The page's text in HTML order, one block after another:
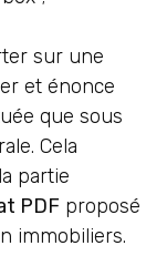
sur une
et énonce
que sous
Cela
partie
PDF proposé
immobiliers.